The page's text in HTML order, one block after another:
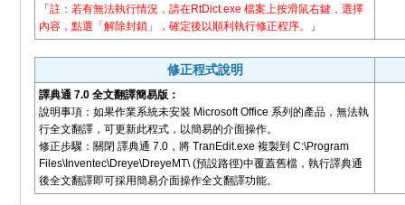
「 註：若有無法執行情況，請在RtDict.exe 檔案上按滑鼠右鍵，選擇
內容，點選「解除封鎖」，確定後以順利執行修正程序。
」
修正程式說明
譯典通 7.0 全文翻譯簡易版：
說明事項：如果作業系統未安裝 Microsoft Office 系列的產品，無法執
行全文翻譯，可更新此程式，以簡易的介面操作。
修正步驟：關閉 譯典通 7.0，將 TranEdit.exe 複製到 C:\Program
Files\Inventec\Dreye\DreyeMT\ (預設路徑)中覆蓋舊檔，執行譯典通
後全文翻譯即可採用簡易介面操作全文翻譯功能。